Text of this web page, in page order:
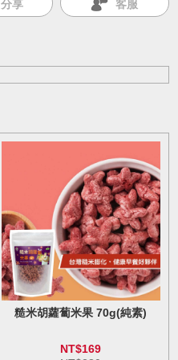
分享 客服
糙米胡蘿蔔米果 70g(純素)
NT$169